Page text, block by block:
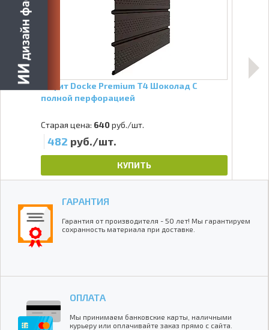
Софит Docke Premium Т4 Шоколад С
полной перфорацией
Старая цена: 640руб./шт.
482 руб./шт.
КУПИТЬ
ГАРАНТИЯ
Гарантия от производителя - 50 лет! Мы гарантируем
сохранность материала при доставке.
ОПЛАТА
Мы принимаем банковские карты, наличными
курьеру или оплачивайте заказ прямо с сайта.